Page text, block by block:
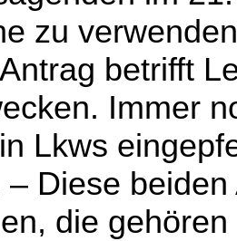
zu
betrifft
Immer
Lkws
Diese
die